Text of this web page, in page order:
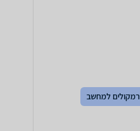
רמקולים למחשב